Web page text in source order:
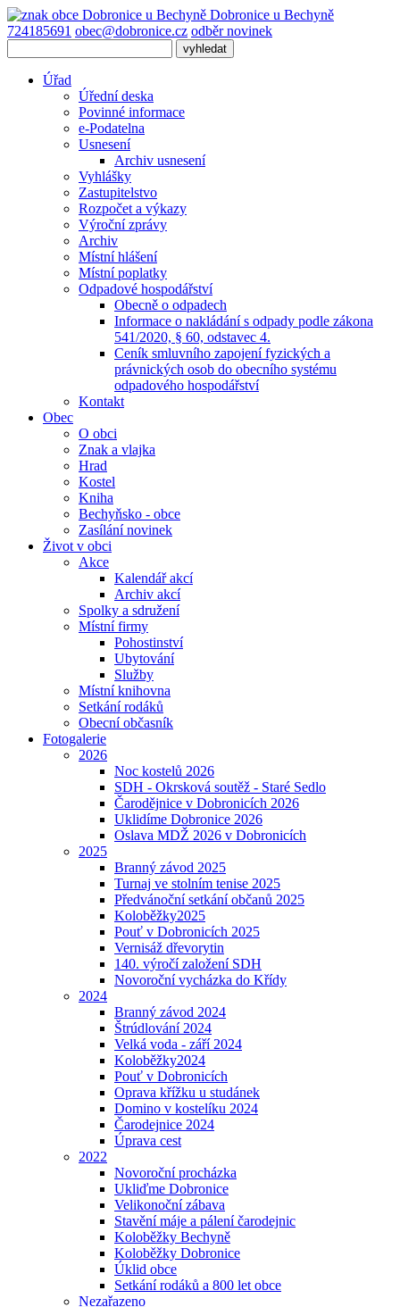
Dobronice u Bechyně
724185691 obec@dobronice.cz odběr novinek
Úřad
Úřední deska
Povinné informace
e-Podatelna
Usnesení
Archiv usnesení
Vyhlášky
Zastupitelstvo
Rozpočet a výkazy
Výroční zprávy
Archiv
Místní hlášení
Místní poplatky
Odpadové hospodářství
Obecně o odpadech
Informace o nakládání s odpady podle zákona
541/2020, § 60, odstavec 4.
Ceník smluvního zapojení fyzických a
právnických osob do obecního systému
odpadového hospodářství
Kontakt
Obec
O obci
Znak a vlajka
Hrad
Kostel
Kniha
Bechyňsko - obce
Zasílání novinek
Život v obci
Akce
Kalendář akcí
Archiv akcí
Spolky a sdružení
Místní firmy
Pohostinství
Ubytování
Služby
Místní knihovna
Setkání rodáků
Obecní občasník
Fotogalerie
2026
Noc kostelů 2026
SDH - Okrsková soutěž - Staré Sedlo
Čarodějnice v Dobronicích 2026
Uklidíme Dobronice 2026
Oslava MDŽ 2026 v Dobronicích
2025
Branný závod 2025
Turnaj ve stolním tenise 2025
Předvánoční setkání občanů 2025
Koloběžky2025
Pouť v Dobronicích 2025
Vernisáž dřevorytin
140. výročí založení SDH
Novoroční vycházka do Křídy
2024
Branný závod 2024
Štrúdlování 2024
Velká voda - září 2024
Koloběžky2024
Pouť v Dobronicích
Oprava křížku u studánek
Domino v kostelíku 2024
Čarodejnice 2024
Úprava cest
2022
Novoroční procházka
Ukliďme Dobronice
Velikonoční zábava
Stavění máje a pálení čarodejnic
Koloběžky Bechyně
Koloběžky Dobronice
Úklid obce
Setkání rodáků a 800 let obce
Nezařazeno